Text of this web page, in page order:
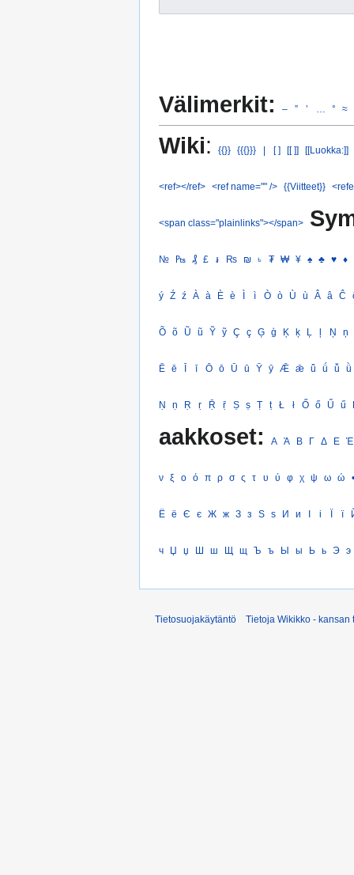
Välimerkit: – ” ’ ° ≈
Wiki: {{}} {{{}}} | [ ] [[ ]] [[Luokka:]]
<ref></ref> <ref name="" /> {{Viitteet}}
<span class="plainlinks"></span>
№ ₧ ₰ £ ៛ ₨ ₪ ৳ ₮ ₩ ¥ ♠ ♣ ♥ ♦
ý Ź ź À à È è Ì ì Ò ò Ù ù Â â Ĉ
Õ õ Ũ ũ Ỹ ỹ Ç ç Ģ ģ Ķ ķ Ļ ļ Ņ ņ
Ē ē Ī ī Ō ō Ū ū Ȳ ȳ Ǣ ǣ ǖ ǘ ǚ ǜ
Ṇ ṇ Ṛ ṛ Ṝ ṝ Ṣ ṣ Ṭ ṭ Ł ł Ő ő Ű ű
aakkoset: Α Ά Β Γ Δ Ε Έ
ν ξ ο ό π ρ σ ς τ υ ύ φ χ ψ ω ώ •
Ё ё Є є Ж ж З з Ѕ ѕ И и І і Ї ї
ч Џ џ Ш ш Щ щ Ъ ъ Ы ы Ь ь Э э
Tietosuojakäytäntö Tietoja Wikikko - kansan